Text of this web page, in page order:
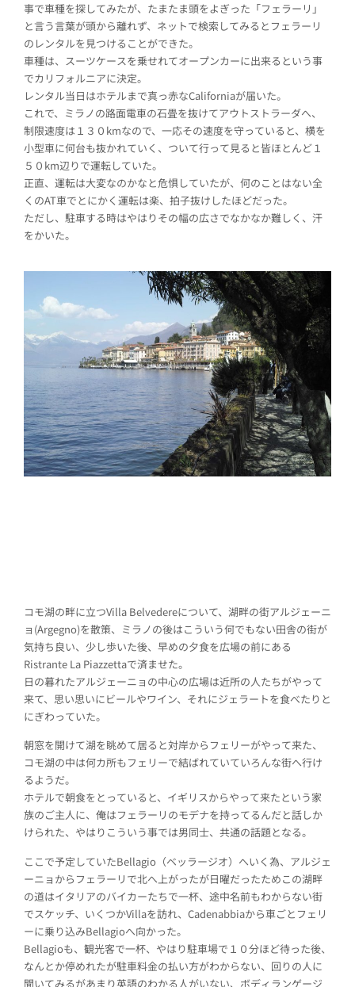
事で車種を探してみたが、たまたま頭をよぎった「フェラーリ」
と言う言葉が頭から離れず、ネットで検索してみるとフェラーリ
のレンタルを見つけることができた。
車種は、スーツケースを乗せれてオープンカーに出来るという事
でカリフォルニアに決定。
レンタル当日はホテルまで真っ赤なCaliforniaが届いた。
これで、ミラノの路面電車の石畳を抜けてアウトストラーダへ、
制限速度は１３０kmなので、一応その速度を守っていると、横を
小型車に何台も抜かれていく、ついて行って見ると皆ほとんど１
５０km辺りで運転していた。
正直、運転は大変なのかなと危惧していたが、何のことはない全
くのAT車でとにかく運転は楽、拍子抜けしたほどだった。
ただし、駐車する時はやはりその幅の広さでなかなか難しく、汗
をかいた。
コモ湖の畔に立つVilla Belvedereについて、湖畔の街アルジェーニ
ョ(Argegno)を散策、ミラノの後はこういう何でもない田舎の街が
気持ち良い、少し歩いた後、早めの夕食を広場の前にある
Ristrante La Piazzettaで済ませた。
日の暮れたアルジェーニョの中心の広場は近所の人たちがやって
来て、思い思いにビールやワイン、それにジェラートを食べたりと
にぎわっていた。
朝窓を開けて湖を眺めて居ると対岸からフェリーがやって来た、
コモ湖の中は何カ所もフェリーで結ばれていていろんな街へ行け
るようだ。
ホテルで朝食をとっていると、イギリスからやって来たという家
族のご主人に、俺はフェラーリのモデナを持ってるんだと話しか
けられた、やはりこういう事では男同士、共通の話題となる。
ここで予定していたBellagio（ベッラージオ）へいく為、アルジェ
ーニョからフェラーリで北へ上がったが日曜だったためこの湖畔
の道はイタリアのバイカーたちで一杯、途中名前もわからない街
でスケッチ、いくつかVillaを訪れ、Cadenabbiaから車ごとフェリ
ーに乗り込みBellagioへ向かった。
Bellagioも、観光客で一杯、やはり駐車場で１０分ほど待った後、
なんとか停めれたが駐車料金の払い方がわからない、回りの人に
聞いてみるがあまり英語のわかる人がいない、ボディランゲージ